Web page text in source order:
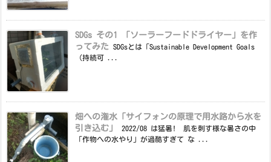
SDGs その1 「ソーラーフードドライヤー」を作
ってみた
SDGsとは「Sustainable Development Goals
（持続可 ...
畑への潅水「サイフォンの原理で用水路から水を
引き込む」
2022/08 は猛暑! 肌を刺す様な暑さの中
「作物への水やり」が過酷すぎて な ...